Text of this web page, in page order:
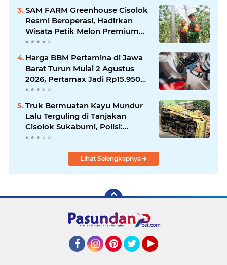
SAM FARM Greenhouse Cisolok
Resmi Beroperasi, Hadirkan
Wisata Petik Melon Premium
dan Edukasi Pertanian Modern
Harga BBM Pertamina di Jawa
Barat Turun Mulai 2 Agustus
2026, Pertamax Jadi Rp15.950
per Liter, Cek Daftar Harga
Terbaru
Truk Bermuatan Kayu Mundur
Lalu Terguling di Tanjakan
Cisolok Sukabumi, Polisi:
Diduga Tak Kuat Menanjak
Lihat Selengkapnya